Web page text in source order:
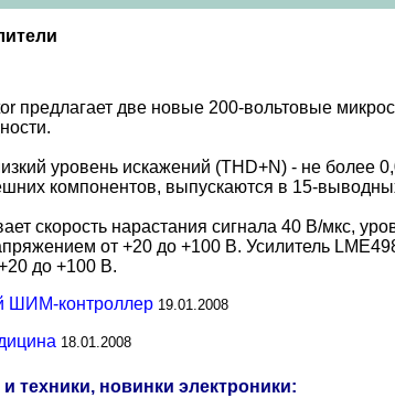
предлагает две новые 200-вольтовые
уровень искажений (THD+N) - не более
компонентов, выпускаются в 15-
скорость нарастания сигнала 40 В/мкс,
от +20 до +100 В. Усилитель
до +100 В.
ШИМ-контроллер 19.01.2008
18.01.2008
техники, новинки электроники: